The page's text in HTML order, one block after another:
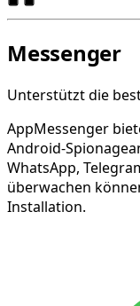
Messenger
Unterstützt die
AppMessenger
Android-
WhatsApp,
überwachen
Installation.